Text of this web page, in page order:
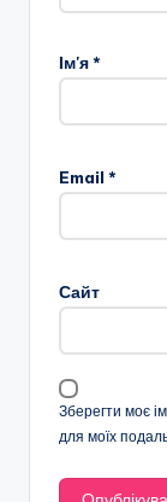
Ім'я*
Email *
Сайт
Зберегти моє
для моїх